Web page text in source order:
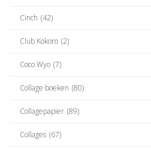
Cinch (42)
Club Kokoro (2)
Coco Wyo (7)
Collage boeken (80)
Collagepapier (89)
Collages (67)